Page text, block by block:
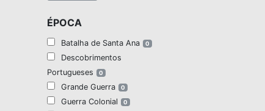
ÉPOCA
Batalha de Santa Ana 0
Descobrimentos
Portugueses
0
Grande Guerra 0
Guerra Colonial 0